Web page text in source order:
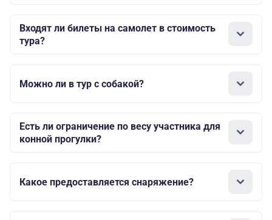
Входят ли билеты на самолет в стоимость
тура?
Можно ли в тур с собакой?
Есть ли ограничение по весу участника для
конной прогулки?
Какое предоставляется снаряжение?